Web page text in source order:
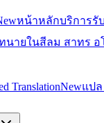
หน้าหลักบริการรั
นายในสีลม สาทร อ
TranslationNewแปล